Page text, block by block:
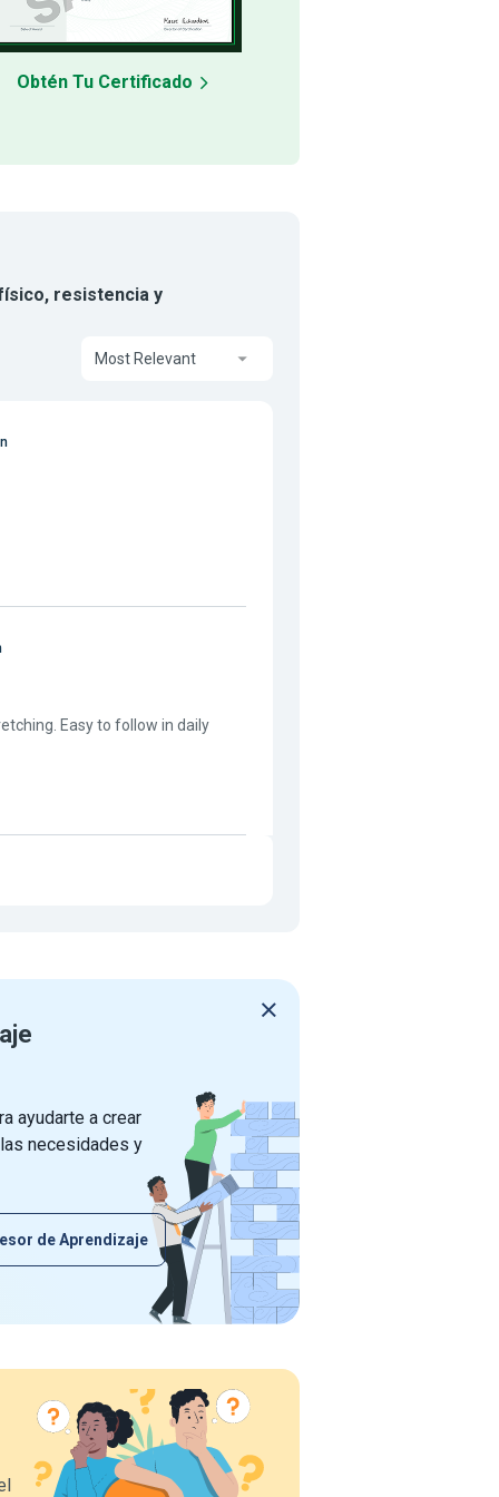
Obtén Tu Certificado
resistencia y
Most Relevant
Easy to follow in daily
ayudarte a crear
necesidades y
de Aprendizaje